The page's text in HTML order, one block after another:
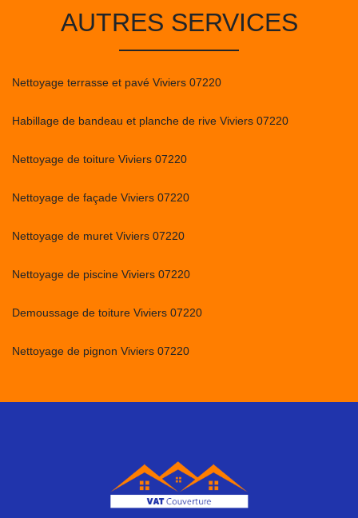
AUTRES SERVICES
Nettoyage terrasse et pavé Viviers 07220
Habillage de bandeau et planche de rive Viviers 07220
Nettoyage de toiture Viviers 07220
Nettoyage de façade Viviers 07220
Nettoyage de muret Viviers 07220
Nettoyage de piscine Viviers 07220
Demoussage de toiture Viviers 07220
Nettoyage de pignon Viviers 07220